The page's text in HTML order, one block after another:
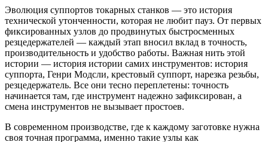
Эволюция суппортов токарных станков — это история
технической утонченности, которая не любит пауз. От первых
фиксированных узлов до продвинутых быстросменных
резцедержателей — каждый этап вносил вклад в точность,
производительность и удобство работы. Важная нить этой
истории — история истории самих инструментов: история
суппорта, Генри Модсли, крестовый суппорт, нарезка резьбы,
резцедержатель. Все они тесно переплетены: точность
начинается там, где инструмент надежно зафиксирован, а
смена инструментов не вызывает простоев.
В современном производстве, где к каждому заготовке нужна
своя точная программа, именно такие узлы как